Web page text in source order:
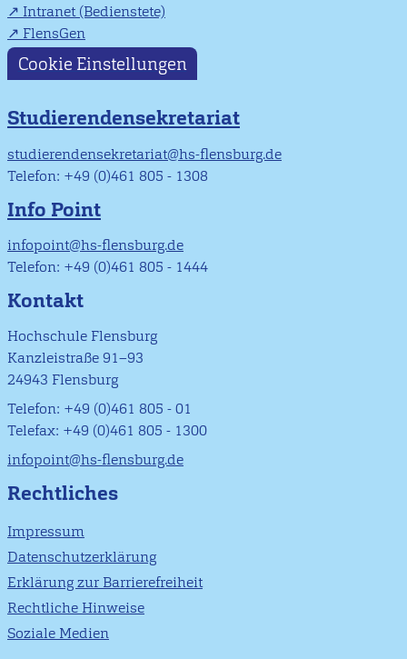
Intranet (Bedienstete)
FlensGen
Cookie Einstellungen
Studierendensekretariat
studierendensekretariat@hs-flensburg.de
Telefon: +49 (0)461 805 - 1308
Info Point
infopoint@hs-flensburg.de
Telefon: +49 (0)461 805 - 1444
Kontakt
Hochschule Flensburg
Kanzleistraße 91–93
24943 Flensburg
Telefon: +49 (0)461 805 - 01
Telefax: +49 (0)461 805 - 1300
infopoint@hs-flensburg.de
Rechtliches
Impressum
Datenschutzerklärung
Erklärung zur Barrierefreiheit
Rechtliche Hinweise
Soziale Medien